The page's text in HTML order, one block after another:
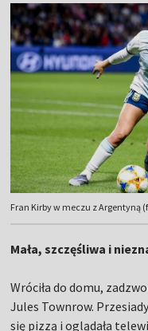
Fran Kirby w meczu z Argentyną
Mała, szczęśliwa i
Wróciła do domu,
Jules Townrow.
się pizzą i oglądała